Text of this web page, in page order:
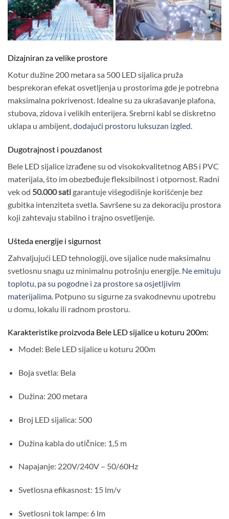
Dizajniran za velike prostore
Kotur dužine 200 metara sa 500 LED sijalica pruža
besprekoran efekat osvetljenja u prostorima gde je potrebna
maksimalna pokrivenost. Idealne su za ukrašavanje plafona,
stubova, zidova i velikih enterijera. Srebrni kabl se diskretno
uklapa u ambijent,dodajući prostoru luksuzan izgled.
Dugotrajnost i pouzdanost
Bele LED sijalice izrađene su od visokokvalitetnog ABS i PVC
materijala, što im obezbeđuje fleksibilnost i otpornost. Radni
vek od 50.000 satigarantuje višegodišnje korišćenje bez
gubitka intenziteta svetla. Savršene su za dekoraciju prostora
koji zahtevaju stabilno i trajno osvetljenje.
Ušteda energije i sigurnost
Zahvaljujući LED tehnologiji, ove sijalice nude maksimalnu
svetlosnu snagu uz minimalnu potrošnju energije. Ne emituju
toplotu, pa su pogodne i za prostore sa osjetljivim
materijalima. Potpuno su sigurne za svakodnevnu upotrebu
u domu, lokalu ili radnom prostoru.
Karakteristike proizvoda Bele LED sijalice u koturu 200m:
Model: Bele LED sijalice u koturu 200m
Boja svetla: Bela
Dužina: 200 metara
Broj LED sijalica: 500
Dužina kabla do utičnice: 1,5 m
Napajanje: 220V/240V – 50/60Hz
Svetlosna efikasnost: 15 lm/v
Svetlosni tok lampe: 6 lm